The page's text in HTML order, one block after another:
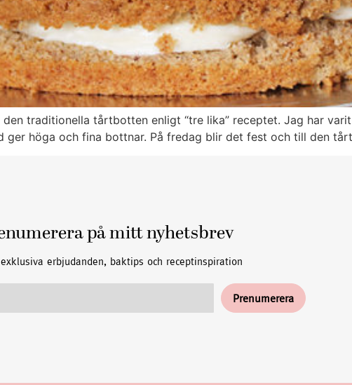
traditionella tårtbotten enligt “tre lika” receptet. Jag har
ger höga och fina bottnar. På fredag blir det fest och till den
på mitt nyhetsbrev
exklusiva erbjudanden, baktips och receptinspiration